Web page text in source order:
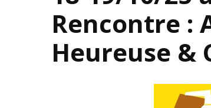
Rencontre :
Heureuse &